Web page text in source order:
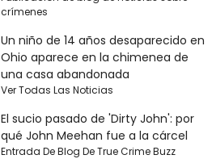
crímenes
Un niño de 14 años desaparecido en
Ohio aparece en la chimenea de
una casa abandonada
Ver Todas Las Noticias
El sucio pasado de 'Dirty John': por
qué John Meehan fue a la cárcel
Entrada De Blog De True Crime Buzz